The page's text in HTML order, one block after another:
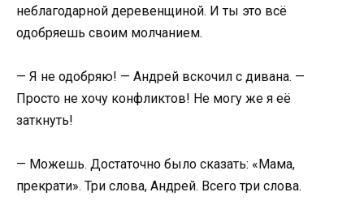
неблагодарной деревенщиной. И ты это всё
одобряешь своим молчанием.
— Я не одобряю! — Андрей вскочил с дивана. —
Просто не хочу конфликтов! Не могу же я её
заткнуть!
— Можешь. Достаточно было сказать: «Мама,
прекрати». Три слова, Андрей. Всего три слова.